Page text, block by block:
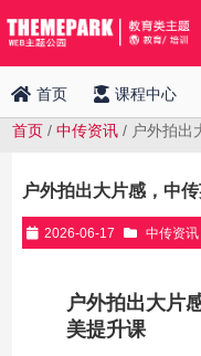
首页 课程中心
首页 /中传资讯 / 户外拍出
户外拍出大片感，中
2026-06-17 中传资讯
户外拍出大片
美提升课